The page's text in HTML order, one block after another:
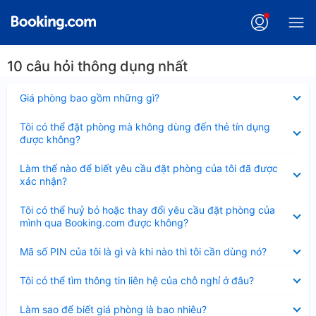
10 câu hỏi thông dụng nhất
Giá phòng bao gồm những gì?
thu
Tôi có thể đặt phòng mà không dùng đến thẻ tín dụng
được không?
thu
gọn
Làm thế nào để biết yêu cầu đặt phòng của tôi đã được
xác nhận?
thu
gọn
Tôi có thể huỷ bỏ hoặc thay đổi yêu cầu đặt phòng của
mình qua Booking.com được không?
thu
gọn
Mã số PIN của tôi là gì và khi nào thì tôi cần dùng nó?
thu
Tôi có thể tìm thông tin liên hệ của chỗ nghỉ ở đâu?
thu
Làm sao để biết giá phòng là bao nhiêu?
thu